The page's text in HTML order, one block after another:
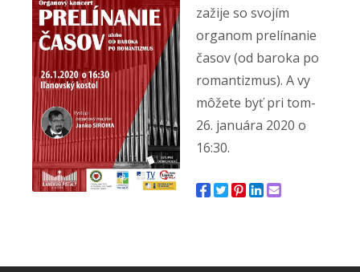
zažije so svojím
organom prelínanie
časov (od baroka po
romantizmus). A vy
môžete byť pri tom-
26. januára 2020 o
16:30.